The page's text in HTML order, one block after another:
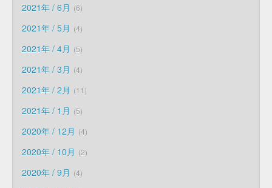
2021年 / 6月 6
2021年 / 5月 4
2021年 / 4月 5
2021年 / 3月 4
2021年 / 2月 11
2021年 / 1月 5
2020年 / 12月 4
2020年 / 10月 2
2020年 / 9月 4